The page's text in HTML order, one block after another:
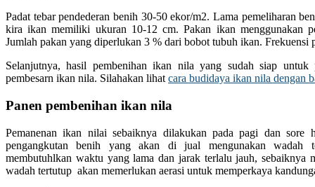
Padat tebar pendederan benih 30-50 ekor/m2. Lama pemeliharan
kira ikan memiliki ukuran 10-12 cm. Pakan ikan menggunakan
Jumlah pakan yang diperlukan 3 % dari bobot tubuh ikan. Frekuensi
Selanjutnya, hasil pembenihan ikan nila yang sudah siap untuk
pembesarn ikan nila. Silahakan lihat cara budidaya ikan nila dengan
Panen pembenihan ikan nila
Pemanenan ikan nilai sebaiknya dilakukan pada pagi dan sore
pengangkutan benih yang akan di jual mengunakan wadah
membutuhlkan waktu yang lama dan jarak terlalu jauh, sebaiknya
wadah tertutup akan memerlukan aerasi untuk memperkaya